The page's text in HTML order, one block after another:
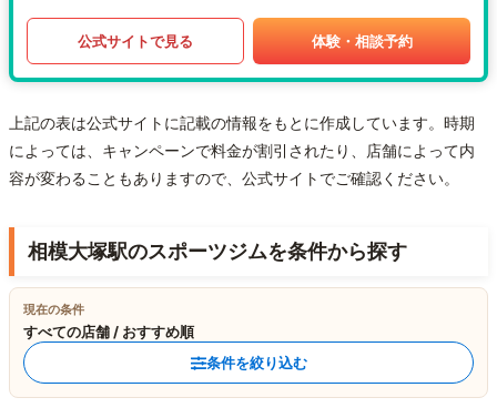
公式サイトで見る 体験・相談予約
上記の表は公式サイトに記載の情報をもとに作成しています。時期
によっては、キャンペーンで料金が割引されたり、店舗によって内
容が変わることもありますので、公式サイトでご確認ください。
相模大塚駅のスポーツジムを条件から探す
現在の条件
すべての店舗 / おすすめ順
条件を絞り込む